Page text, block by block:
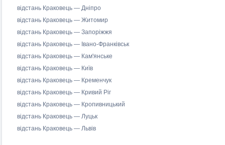
відстань Краковець — Дніпро
відстань Краковець — Житомир
відстань Краковець — Запоріжжя
відстань Краковець — Івано-Франківськ
відстань Краковець — Кам'янське
відстань Краковець — Київ
відстань Краковець — Кременчук
відстань Краковець — Кривий Ріг
відстань Краковець — Кропивницький
відстань Краковець — Луцьк
відстань Краковець — Львів